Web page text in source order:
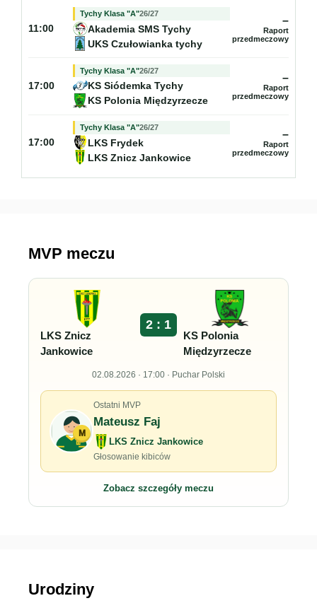
11:00
Tychy Klasa "A"26/27
Akademia SMS Tychy
UKS Czułowianka tychy
–
Raport
przedmeczowy
17:00
Tychy Klasa "A"26/27
KS Siódemka Tychy
KS Polonia Międzyrzecze
–
Raport
przedmeczowy
17:00
Tychy Klasa "A"26/27
LKS Frydek
LKS Znicz Jankowice
–
Raport
przedmeczowy
MVP meczu
LKS Znicz
Jankowice
2 : 1
KS Polonia
Międzyrzecze
02.08.2026 · 17:00 · Puchar Polski
M
Ostatni MVP
Mateusz Faj
LKS Znicz Jankowice
Głosowanie kibiców
Zobacz szczegóły meczu
Urodziny